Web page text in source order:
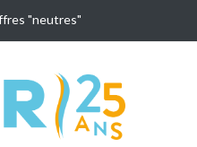
"neutres"